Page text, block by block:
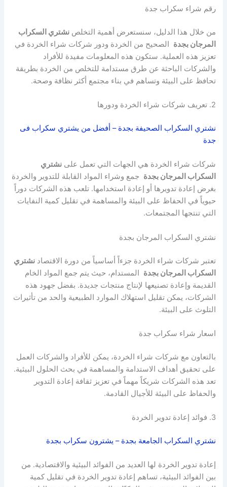
رقم شراء سكراب جدة
من خلال هذا الدليل، سنستعرض أهمية التخلصنشتري السكراب
المرجان بجدة الصحيح من الخردة ودور شركات شراء الخردة في
تعزيز هذه العملية. ستكون هذه المعلومات مفيدة للأفراد
والشركات الباحثة عن طرق مستدامة للتخلص من الخردة بطريقة
تحافظ على البيئة وتساهم في بناء مجتمع أكثر نظافة وصحة.
2. تعريف شركات شراء الخردة ودورها
نشتري السكراب الصحيفة بجدة – أفضل من يشتري سكراب فى
جدة
شركات شراء الخردة هي الجهات التي تعمل علىنشتري
السكراب المرجان بجدة جمع وشراء المواد القابلة للتدوير والخردة
بغرض إعادة تدويرها أو إعادة استخدامها. تلعب هذه الشركات دوراً
حيوياً في الحفاظ على البيئة والمساهمة في تقليل كمية النفايات
التي تنتجها المجتمعات.
نشتري السكراب المرجان بجدة
تعتبر شركات شراء الخردة جزءاً أساسياً من دورة الاقتصادنشتري
السكراب المرجان بجدة المستدام، حيث يتم جمع المواد الخام
القديمة وإعادة تصنيعها لإنتاج منتجات جديدة. بفضل جهود هذه
الشركات، يمكن تقليل استهلاك الموارد الطبيعية والحد من تأثيرات
التلوث على البيئة.
اسعار شراء سكراب جدة
بالتعاون مع شركات شراء الخردة، يمكن للأفراد والشركات العمل
على تحقيق أهداف الاستدامة والمساهمة في بحث الحلول البيئية.
تعد هذه الشركات شريكاً مهماً في تعزيز ثقافة إعادة التدوير
والحفاظ على البيئة للأجيال القادمة.
3. فوائد إعادة تدوير الخردة
نشتري السكراب الجامعة بجدة – يشترون سكراب بجدة
إعادة تدوير الخردة لها العديد من الفوائد البيئية والاقتصادية. من
بين الفوائد البيئية، تساهم إعادة تدوير الخردة في تقليل كمية